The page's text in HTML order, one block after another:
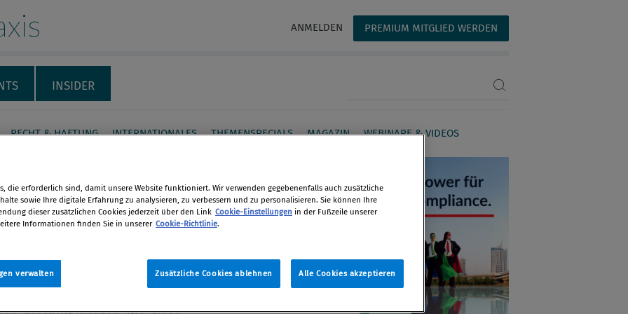
ANMELDEN PREMIUM MITGLIED WERDEN
INSIDER
RECHT & HAFTUNG INTERNATIONALES THEMENSPECIALS MAGAZIN WEBINARE & VIDEOS
Einführung
Schulungen
Compliance-Management
dass die Mitarbeiter regelmäßig
die erforderlich sind, damit unsere Website funktioniert. Wir verwenden gegebenenfalls auch zusätzliche
sowie Ihre digitale Erfahrung zu analysieren, zu verbessern und zu personalisieren. Sie können Ihre
dieser zusätzlichen Cookies jederzeit über den Link Cookie-Einstellungen in der Fußzeile unserer
Informationen finden Sie in unserer Cookie-Richtlinie.
Zusätzliche Cookies ablehnen Alle Cookies akzeptieren
verwalten